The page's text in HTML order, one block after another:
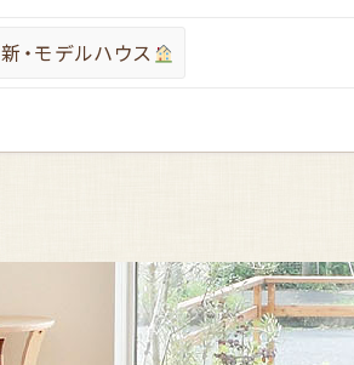
新・モデルハウス